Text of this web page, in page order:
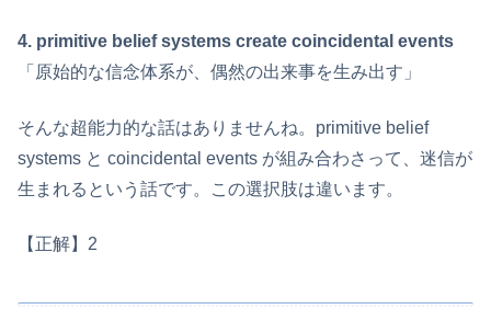
4. primitive belief systems create coincidental events
「原始的な信念体系が、偶然の出来事を生み出す」
そんな超能力的な話はありませんね。primitive belief
systems と coincidental events が組み合わさって、迷信が
生まれるという話です。この選択肢は違います。
【正解】2